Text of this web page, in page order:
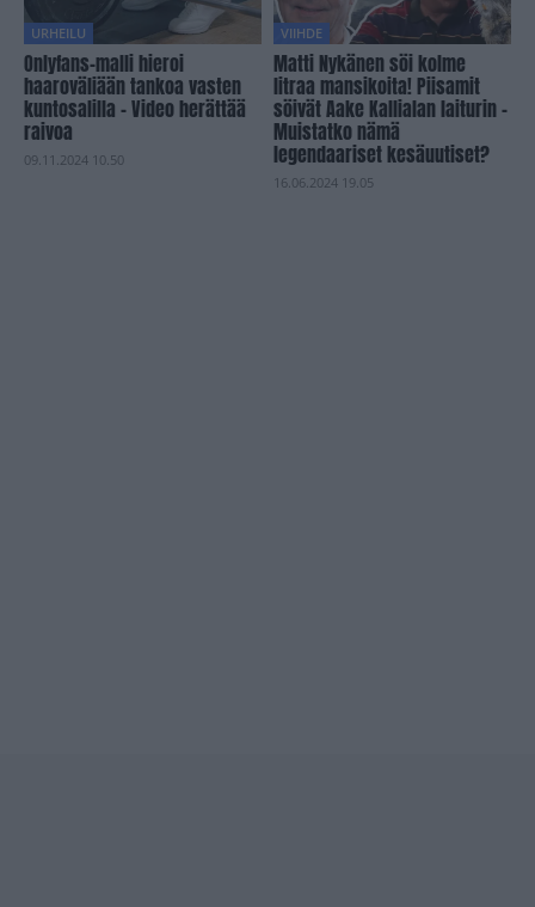
URHEILU
Onlyfans-malli hieroi
haaroväliään tankoa vasten
kuntosalilla – Video herättää
raivoa
09.11.2024 10.50
VIIHDE
Matti Nykänen söi kolme
litraa mansikoita! Piisamit
söivät Aake Kallialan laiturin –
Muistatko nämä
legendaariset kesäuutiset?
16.06.2024 19.05